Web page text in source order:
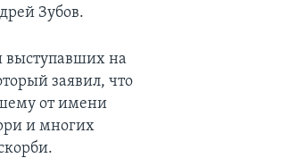
Зубов.
выступавших на
заявил, что
от имени
и многих